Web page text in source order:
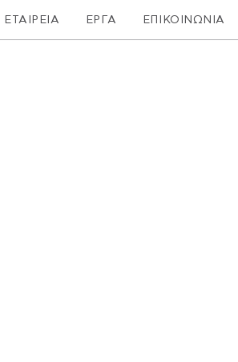
ΕΤΑΙΡΕΙΑ ΕΡΓΑ ΕΠΙΚΟΙΝΩΝΙΑ